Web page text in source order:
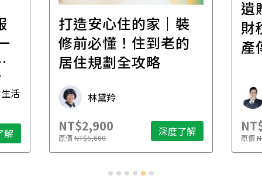
活
解
打造安心住的家｜裝
修前必懂！住到老的
居住規劃全攻略
林黛羚
NT$2,900
原價NT$5,600 深度了解
遺
財
產
原價